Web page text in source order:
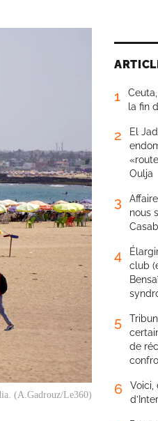
(A.Gadrouz/Le360)
1
la fin
2
El
Oulja
3
nous
4
club
5
de
6
Voici,